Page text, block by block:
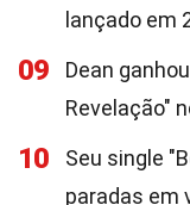
lançado em
09
Dean
Revelação"
10
Seu single
paradas em